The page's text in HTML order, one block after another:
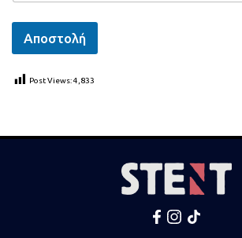
Αποστολή
Post Views:4,833